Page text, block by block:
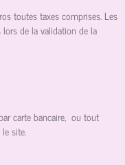
toutes taxes comprises. Les
de la validation de la
carte bancaire, ou tout
site.